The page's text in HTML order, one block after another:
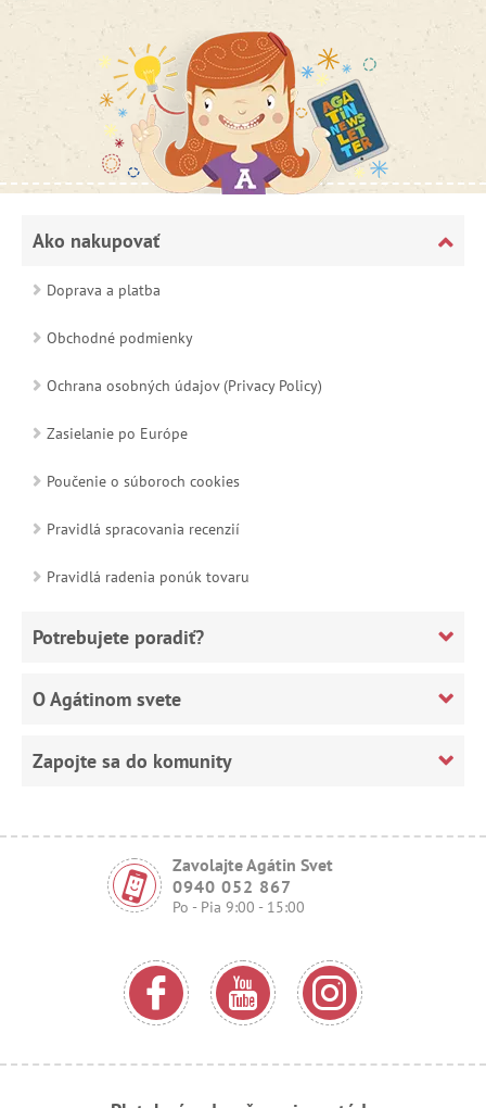
Ako nakupovať
Doprava a platba
Obchodné podmienky
Ochrana osobných údajov (Privacy Policy)
Zasielanie po Európe
Poučenie o súboroch cookies
Pravidlá spracovania recenzií
Pravidlá radenia ponúk tovaru
Potrebujete poradiť?
O Agátinom svete
Zapojte sa do komunity
Zavolajte Agátin Svet
0940 052 867
Po - Pia 9:00 - 15:00